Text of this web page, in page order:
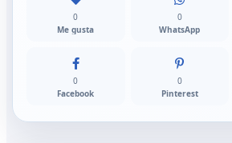
0
Me gusta
0
WhatsApp
0
Facebook
0
Pinterest